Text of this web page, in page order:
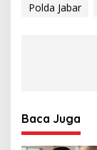
Polda Jabar
Baca Juga